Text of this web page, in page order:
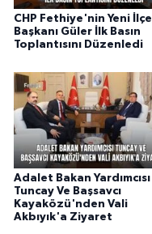
CHP Fethiye'nin Yeni İlçe
Başkanı Güler İlk Basın
Toplantısını Düzenledi
Adalet Bakan Yardımcısı
Tuncay Ve Başsavcı
Kayaközü'nden Vali
Akbıyık'a Ziyaret